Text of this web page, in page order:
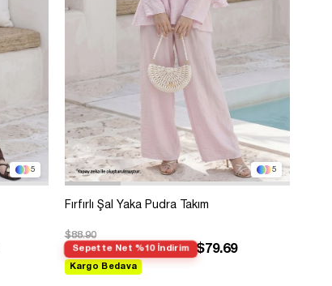
5 5
Fırfırlı Şal Yaka Pudra Takım
$88.90
Sepette Net %10 İndirim $79.69
Kargo Bedava